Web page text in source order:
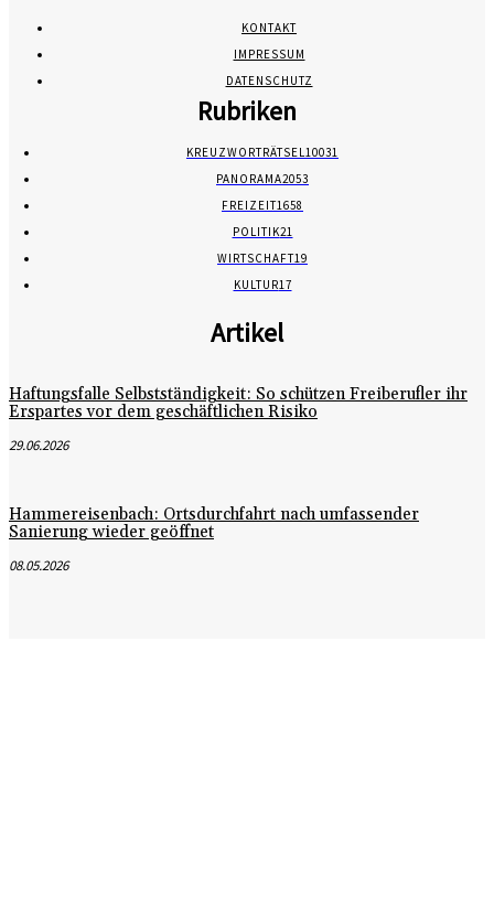
KONTAKT
IMPRESSUM
DATENSCHUTZ
Rubriken
KREUZWORTRÄTSEL 10031
PANORAMA2053
FREIZEIT1658
POLITIK21
WIRTSCHAFT19
KULTUR17
Artikel
Haftungsfalle Selbstständigkeit: So schützen Freiberufler ihr
Erspartes vor dem geschäftlichen Risiko
29.06.2026
Hammereisenbach: Ortsdurchfahrt nach umfassender
Sanierung wieder geöffnet
08.05.2026